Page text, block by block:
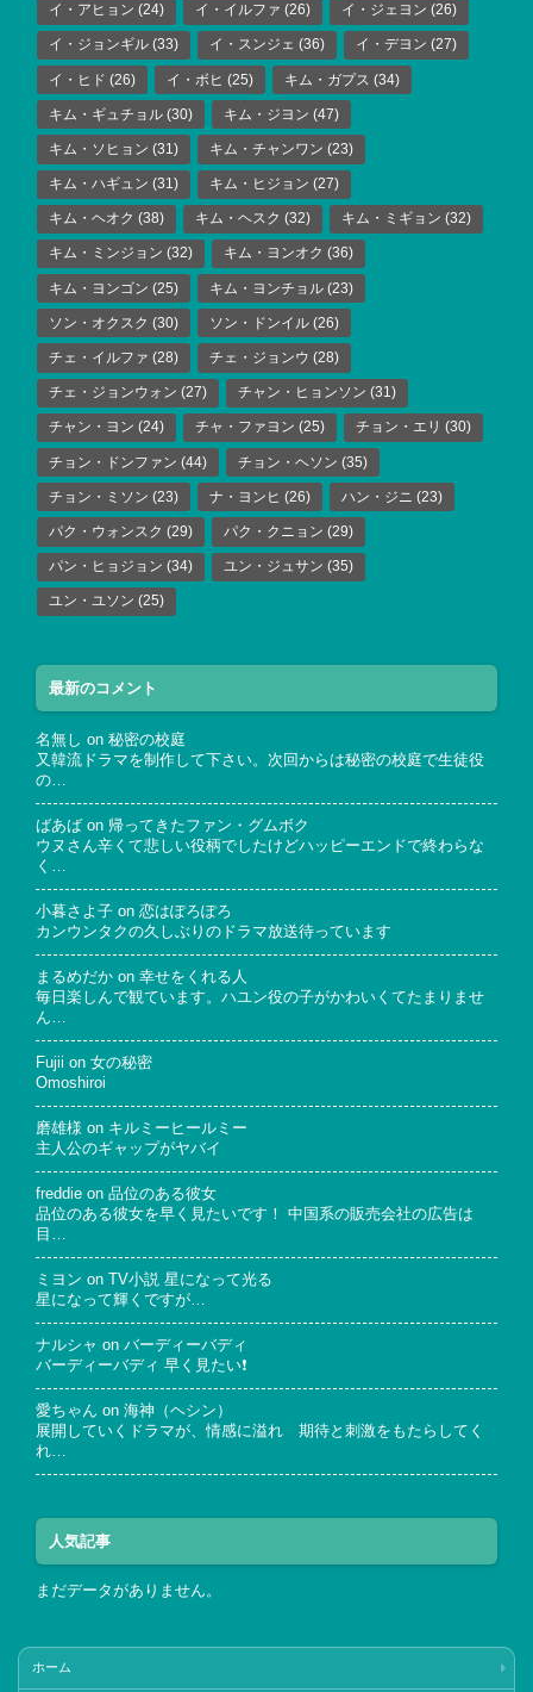
イ・アヒョン (24) イ・イルファ (26) イ・ジェヨン (26)
イ・ジョンギル (33) イ・スンジェ (36) イ・デヨン (27)
イ・ヒド (26) イ・ボヒ (25) キム・ガプス (34)
キム・ギュチョル (30) キム・ジヨン (47)
キム・ソヒョン (31) キム・チャンワン (23)
キム・ハギュン (31) キム・ヒジョン (27)
キム・ヘオク (38) キム・ヘスク (32) キム・ミギョン (32)
キム・ミンジョン (32) キム・ヨンオク (36)
キム・ヨンゴン (25) キム・ヨンチョル (23)
ソン・オクスク (30) ソン・ドンイル (26)
チェ・イルファ (28) チェ・ジョンウ (28)
チェ・ジョンウォン (27) チャン・ヒョンソン (31)
チャン・ヨン (24) チャ・ファヨン (25) チョン・エリ (30)
チョン・ドンファン (44) チョン・ヘソン (35)
チョン・ミソン (23) ナ・ヨンヒ (26) ハン・ジニ (23)
パク・ウォンスク (29) パク・クニョン (29)
パン・ヒョジョン (34) ユン・ジュサン (35)
ユン・ユソン (25)
最新のコメント
名無し on 秘密の校庭
又韓流ドラマを制作して下さい。次回からは秘密の校庭で生徒役
の…
ばあば on 帰ってきたファン・グムボク
ウヌさん辛くて悲しい役柄でしたけどハッピーエンドで終わらな
く…
小暮さよ子 on 恋はぽろぽろ
カンウンタクの久しぶりのドラマ放送待っています
まるめだか on 幸せをくれる人
毎日楽しんで観ています。ハユン役の子がかわいくてたまりませ
ん…
Fujii on 女の秘密
Omoshiroi
磨雄様 on キルミーヒールミー
主人公のギャップがヤバイ
freddie on 品位のある彼女
品位のある彼女を早く見たいです！ 中国系の販売会社の広告は
目…
ミヨン on
TV小説 星になって光る
星になって輝くですが…
ナルシャ on バーディーバディ
バーディーバディ 早く見たい❗
愛ちゃん on 海神（ヘシン）
展開していくドラマが、情感に溢れ 期待と刺激をもたらしてく
れ…
人気記事
まだデータがありません。
ホーム